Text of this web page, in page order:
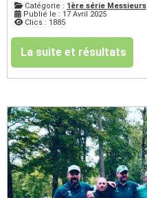
Catégorie : 1ère série Messieurs
Publié le : 17 Avril 2025
Clics : 1885
La suite et résultats